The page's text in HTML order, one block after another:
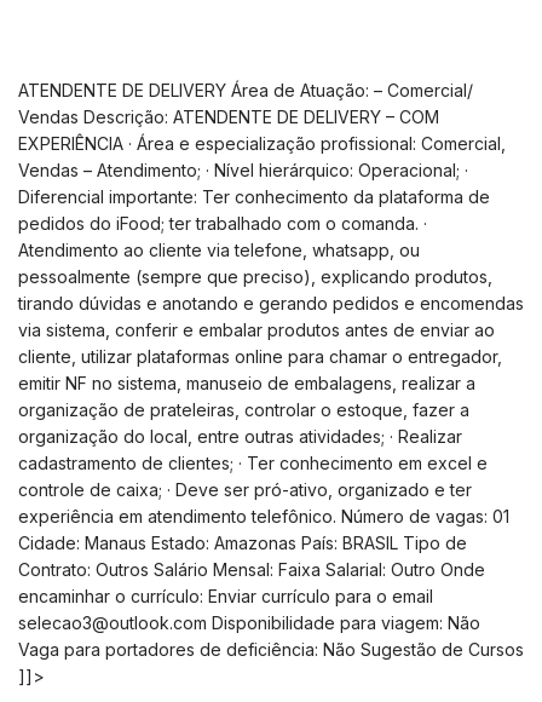
ATENDENTE DE DELIVERY Área de Atuação: – Comercial/
Vendas Descrição: ATENDENTE DE DELIVERY – COM
EXPERIÊNCIA · Área e especialização profissional: Comercial,
Vendas – Atendimento; · Nível hierárquico: Operacional; ·
Diferencial importante: Ter conhecimento da plataforma de
pedidos do iFood; ter trabalhado com o comanda. ·
Atendimento ao cliente via telefone, whatsapp, ou
pessoalmente (sempre que preciso), explicando produtos,
tirando dúvidas e anotando e gerando pedidos e encomendas
via sistema, conferir e embalar produtos antes de enviar ao
cliente, utilizar plataformas online para chamar o entregador,
emitir NF no sistema, manuseio de embalagens, realizar a
organização de prateleiras, controlar o estoque, fazer a
organização do local, entre outras atividades; · Realizar
cadastramento de clientes; · Ter conhecimento em excel e
controle de caixa; · Deve ser pró-ativo, organizado e ter
experiência em atendimento telefônico. Número de vagas: 01
Cidade: Manaus Estado: Amazonas País: BRASIL Tipo de
Contrato: Outros Salário Mensal: Faixa Salarial: Outro Onde
encaminhar o currículo: Enviar currículo para o email
selecao3@outlook.com Disponibilidade para viagem: Não
Vaga para portadores de deficiência: Não Sugestão de Cursos
]]>